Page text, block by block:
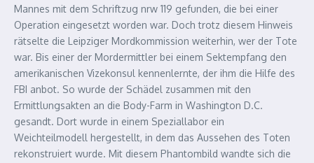
Mannes mit dem Schriftzug nrw 119 gefunden, die bei einer
Operation eingesetzt worden war. Doch trotz diesem Hinweis
rätselte die Leipziger Mordkommission weiterhin, wer der Tote
war. Bis einer der Mordermittler bei einem Sektempfang den
amerikanischen Vizekonsul kennenlernte, der ihm die Hilfe des
FBI anbot. So wurde der Schädel zusammen mit den
Ermittlungsakten an die Body-Farm in Washington D.C.
gesandt. Dort wurde in einem Speziallabor ein
Weichteilmodell hergestellt, in dem das Aussehen des Toten
rekonstruiert wurde. Mit diesem Phantombild wandte sich die